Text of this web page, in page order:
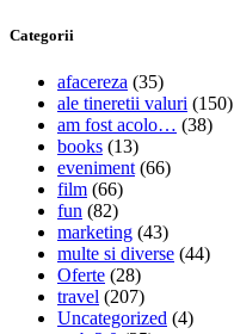
Categorii
afacereza (35)
ale tineretii valuri (150)
am fost acolo… (38)
books (13)
eveniment (66)
film (66)
fun (82)
marketing (43)
multe si diverse (44)
Oferte (28)
travel (207)
Uncategorized (4)